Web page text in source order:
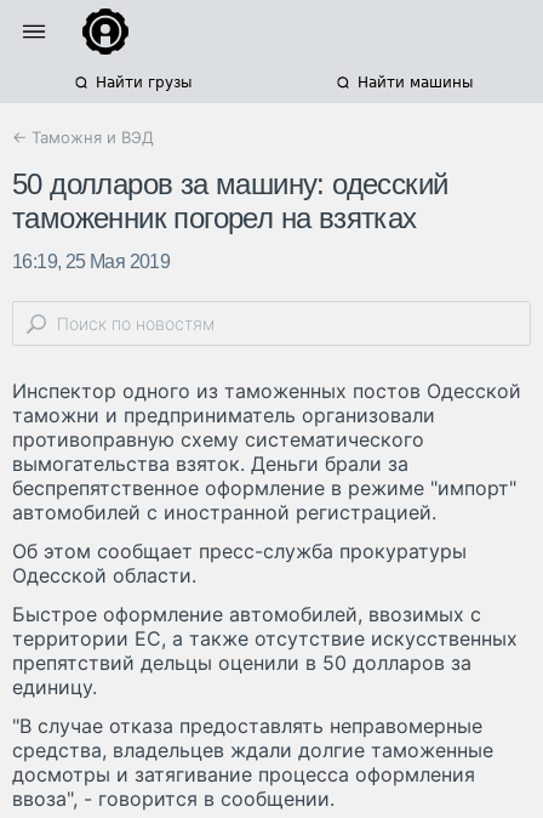
Найти грузы Найти машины
← Таможня и ВЭД
50 долларов за машину: одесский
таможенник погорел на взятках
16:19, 25 Мая 2019
Инспектор одного из таможенных постов Одесской
таможни и предприниматель организовали
противоправную схему систематического
вымогательства взяток. Деньги брали за
беспрепятственное оформление в режиме "импорт"
автомобилей с иностранной регистрацией.
Об этом сообщает пресс-служба прокуратуры
Одесской области.
Быстрое оформление автомобилей, ввозимых с
территории ЕС, а также отсутствие искусственных
препятствий дельцы оценили в 50 долларов за
единицу.
"В случае отказа предоставлять неправомерные
средства, владельцев ждали долгие таможенные
досмотры и затягивание процесса оформления
ввоза", - говорится в сообщении.